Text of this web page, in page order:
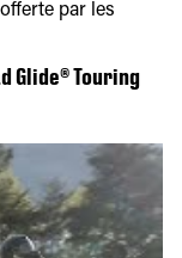
par les
Glide® Touring